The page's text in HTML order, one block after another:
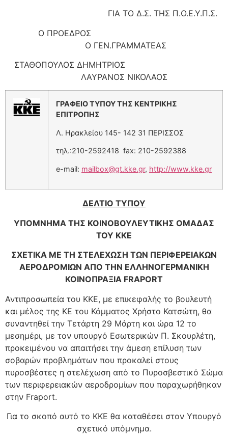
ΓΙΑ ΤΟ Δ.Σ. ΤΗΣ Π.Ο.Ε.Υ.Π.Σ.
Ο ΠΡΟΕΔΡΟΣ
Ο ΓΕΝ.ΓΡΑΜΜΑΤΕΑΣ
ΣΤΑΘΟΠΟΥΛΟΣ ΔΗΜΗΤΡΙΟΣ
ΛΑΥΡΑΝΟΣ ΝΙΚΟΛΑΟΣ
ΓΡΑΦΕΙΟ ΤΥΠΟΥ ΤΗΣ ΚΕΝΤΡΙΚΗΣ
ΕΠΙΤΡΟΠΗΣ
Λ. Ηρακλείου 145- 142 31 ΠΕΡΙΣΣΟΣ
τηλ.:210-2592418 fax: 210-2592388
e-mail: mailbox@gt.kke.gr, http://www.kke.gr
ΔΕΛΤΙΟ ΤΥΠΟΥ
ΥΠΟΜΝΗΜΑ ΤΗΣ ΚΟΙΝΟΒΟΥΛΕΥΤΙΚΗΣ ΟΜΑΔΑΣ
ΤΟΥ ΚΚΕ
ΣΧΕΤΙΚΑ ΜΕ ΤΗ ΣΤΕΛΕΧΩΣΗ ΤΩΝ ΠΕΡΙΦΕΡΕΙΑΚΩΝ
ΑΕΡΟΔΡΟΜΙΩΝ ΑΠΟ ΤΗΝ ΕΛΛΗΝΟΓΕΡΜΑΝΙΚΗ
ΚΟΙΝΟΠΡΑΞΙΑ FRAPORT
Αντιπροσωπεία του ΚΚΕ, με επικεφαλής το βουλευτή
και μέλος της ΚΕ του Κόμματος Χρήστο Κατσώτη, θα
συναντηθεί την Τετάρτη 29 Μάρτη και ώρα 12 το
μεσημέρι, με τον υπουργό Εσωτερικών Π. Σκουρλέτη,
προκειμένου να απαιτήσει την άμεση επίλυση των
σοβαρών προβλημάτων που προκαλεί στους
πυροσβέστες η στελέχωση από το Πυροσβεστικό Σώμα
των περιφερειακών αεροδρομίων που παραχωρήθηκαν
στην Fraport.
Για το σκοπό αυτό το ΚΚΕ θα καταθέσει στον Υπουργό
σχετικό υπόμνημα.